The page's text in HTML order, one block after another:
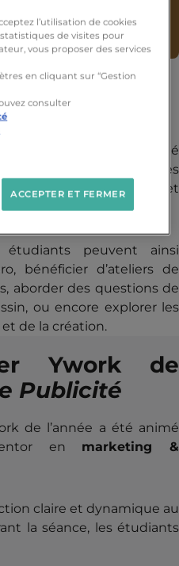
atelier Ywork
d’apprentissage animé
mentors des différentes
des sessions pratiques et
à leur spécialité.
peuvent ainsi
bénéficier d’ateliers de
aborder des questions de
ou encore explorer les
de la création.
Ywork de
Publicité
de l’année a été animé
en marketing &
claire et dynamique au
la séance, les étudiants
l’utilisation de cookies
de visites pour
vous proposer des services
en cliquant sur “Gestion
consulter
ACCEPTER ET FERMER